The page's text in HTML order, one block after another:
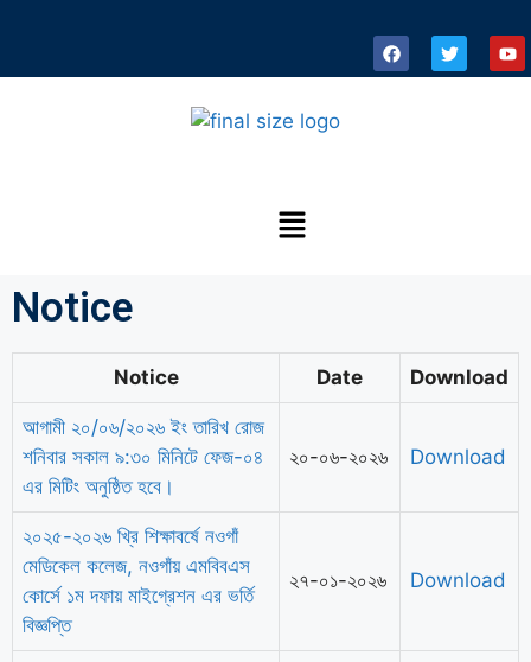
Notice
Notice Date Download
আগামী ২০/০৬/২০২৬ ইং তারিখ রোজ
শনিবার সকাল ৯:৩০ মিনিটে ফেজ-০৪
এর মিটিং অনুষ্ঠিত হবে।
২০-০৬-২০২৬ Download
২০২৫-২০২৬ খ্রি শিক্ষাবর্ষে নওগাঁ
মেডিকেল কলেজ, নওগাঁয় এমবিবএস
কোর্সে ১ম দফায় মাইগ্রেশন এর ভর্তি
বিজ্ঞপ্তি
২৭-০১-২০২৬ Download